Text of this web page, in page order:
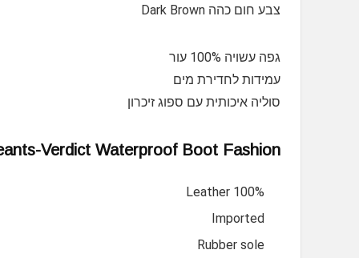
צבע חום כהה Dark Brown
גפה עשויה 100% עור
עמידות לחדירת מים
סוליה איכותית עם ספוג זיכרון
Verdict Waterproof Boot Fashion
100% Leather
Imported
Rubber sole